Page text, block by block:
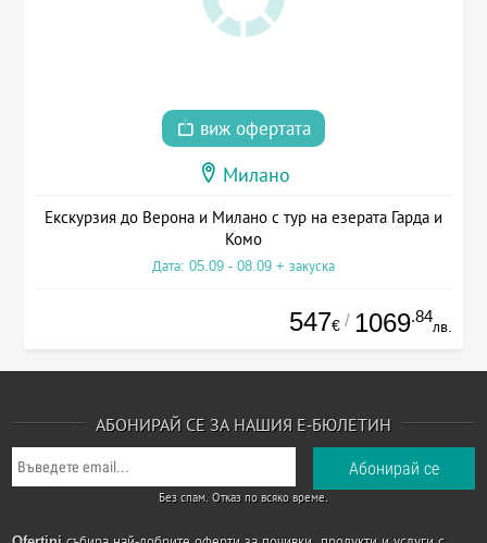
виж офертата
Милано
Екскурзия до Верона и Милано с тур на езерата Гарда и
Комо
Дата: 05.09 - 08.09 + закуска
547€ / 1069.84
лв.
АБОНИРАЙ СЕ ЗА НАШИЯ Е-БЮЛЕТИН
Без спам. Отказ по всяко време.